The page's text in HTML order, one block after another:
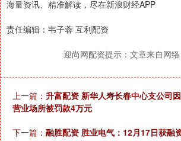
海量资讯、精准解读，尽在新浪财经APP
责任编辑：韦子蓉 互利配资
迎尚网配资提示：文章来自网络
上一篇： 升富配资 新华人寿长春中心支公司
营业场所被罚款4万元
下一篇： 融胜配资 胜业电气：12月17日获融